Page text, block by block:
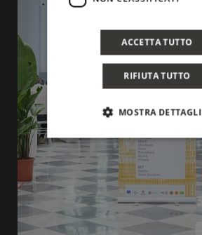
ACCETTA TUTTO
RIFIUTA TUTTO
MOSTRA DETTAGLI